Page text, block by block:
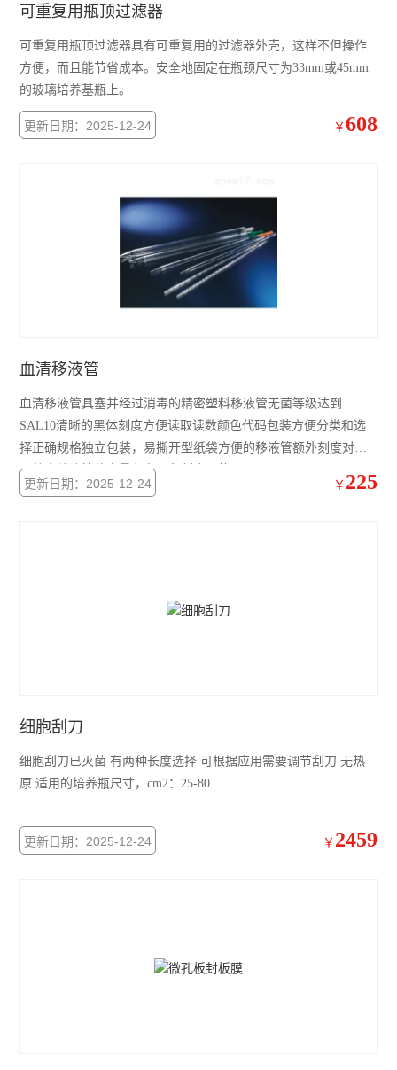
可重复用瓶顶过滤器
可重复用瓶顶过滤器具有可重复用的过滤器外壳，这样不但操作
方便，而且能节省成本。安全地固定在瓶颈尺寸为33mm或45mm
的玻璃培养基瓶上。
更新日期：2025-12-24 ￥ 608
血清移液管
血清移液管具塞并经过消毒的精密塑料移液管无菌等级达到
SAL10清晰的黑体刻度方便读取读数颜色代码包装方便分类和选
择正确规格独立包装，易撕开型纸袋方便的移液管额外刻度对应
了整支移液管的容量印有黑色刻度无热原
更新日期：2025-12-24 ￥ 225
细胞刮刀
细胞刮刀已灭菌 有两种长度选择 可根据应用需要调节刮刀 无热
原 适用的培养瓶尺寸，cm2：25-80
更新日期：2025-12-24 ￥ 2459